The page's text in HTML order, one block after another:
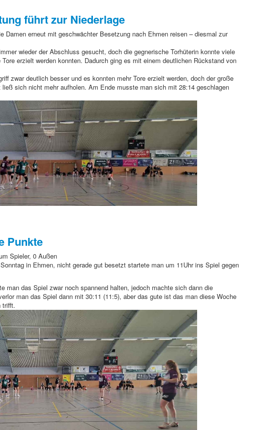
führt zur Niederlage
Damen erneut mit geschwächter Besetzung nach Ehmen reisen – diesmal zur
wieder der Abschluss gesucht, doch die gegnerische Torhüterin konnte viele
erzielt werden konnten. Dadurch ging es mit einem deutlichen Rückstand von
zwar deutlich besser und es konnten mehr Tore erzielt werden, doch der große
sich nicht mehr aufholen. Am Ende musste man sich mit 28:14 geschlagen
Punkte
Spieler, 0 Außen
in Ehmen, nicht gerade gut besetzt startete man um 11Uhrins Spiel gegen
man das Spiel zwar noch spannend halten, jedoch machte sich dann die
man das Spiel dann mit 30:11 (11:5), aber das gute ist das man diese Woche
trifft.